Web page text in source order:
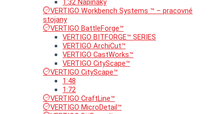
1:32 Napináky
VERTIGO Workbench Systems ™ – pracovné
stojany
VERTIGO BattleForge™
VERTIGO BITFORGE™ SERIES
VERTIGO ArchiCut™
VERTIGO CastWorks™
VERTIGO CityScape™
VERTIGO CityScape™
1:48
1:72
VERTIGO CraftLine™
VERTIGO MicroDetail™